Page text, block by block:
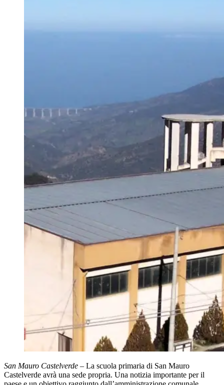
San Mauro Castelverde – La scuola primaria di San Mauro
Castelverde avrà una sede propria. Una notizia importante per il